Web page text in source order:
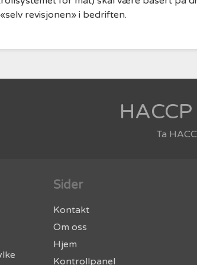
revisjonen» i bedriften.
Ta
Sider
Kontakt
Om oss
Hjem
Kontrollpanel